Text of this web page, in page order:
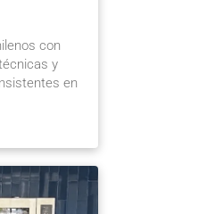
con
y
en